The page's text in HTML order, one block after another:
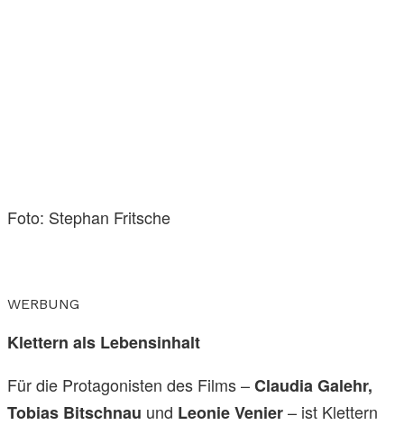
Foto: Stephan Fritsche
WERBUNG
Klettern als Lebensinhalt
Für die Protagonisten des Films –Claudia Galehr,
Tobias Bitschnau und Leonie Venier– ist Klettern